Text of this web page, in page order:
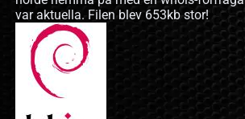
var aktuella. Filen blev 653kb stor!